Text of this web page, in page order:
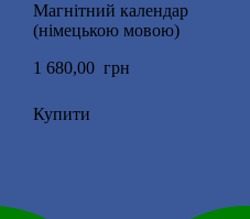
Магнітний календар
(німецькою мовою)
1 680,00  грн
Купити